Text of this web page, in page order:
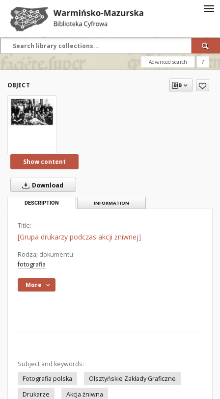
Advanced search ?
OBJECT
Show content
Download
DESCRIPTION INFORMATION
Title:
[Grupa drukarzy podczas akcji żniwnej]
Rodzaj dokumentu:
fotografia
More
Subject and keywords:
Fotografia polska
Olsztyńskie Zakłady Graficzne
Drukarze
Akcja żniwna